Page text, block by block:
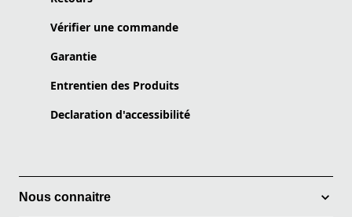
Vérifier une commande
Garantie
Entrentien des Produits
Declaration d'accessibilité
Nous connaitre